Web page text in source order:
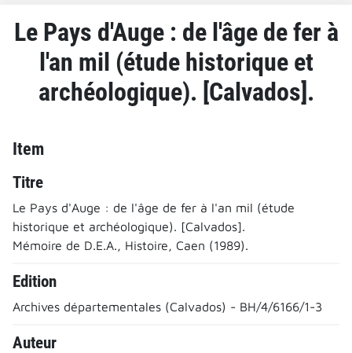
Le Pays d'Auge : de l'âge de fer à
l'an mil (étude historique et
archéologique). [Calvados].
Item
Titre
Le Pays d'Auge : de l'âge de fer à l'an mil (étude
historique et archéologique). [Calvados].
Mémoire de D.E.A., Histoire, Caen (1989).
Edition
Archives départementales (Calvados) - BH/4/6166/1-3
Auteur